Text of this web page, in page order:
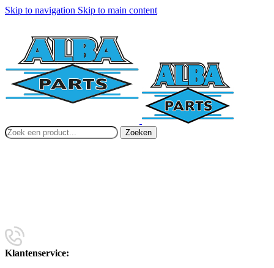
Skip to navigation Skip to main content
Zoeken
Klantenservice: